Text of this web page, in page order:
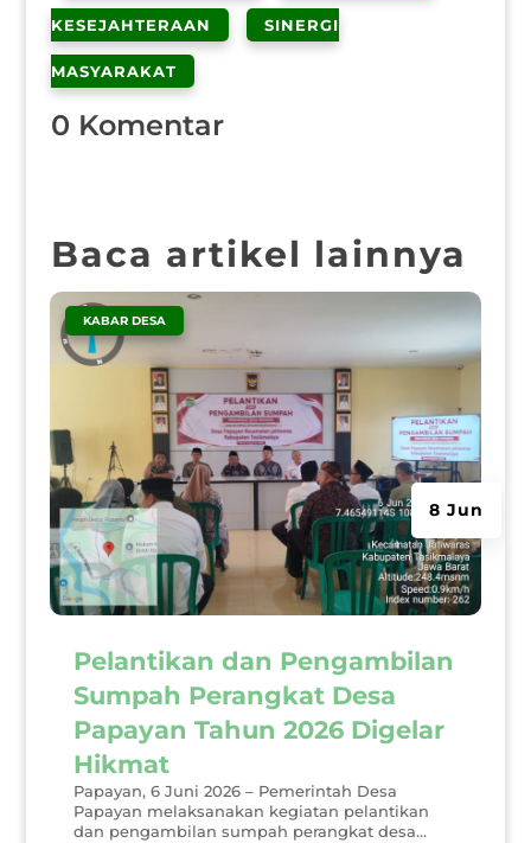
KESEJAHTERAAN SINERGI
MASYARAKAT
0 Komentar
Baca artikel lainnya
Pelantikan dan Pengambilan
Sumpah Perangkat Desa
Papayan Tahun 2026 Digelar
Hikmat
8 Jun
KABAR DESA
Papayan, 6 Juni 2026 – Pemerintah Desa
Papayan melaksanakan kegiatan pelantikan
dan pengambilan sumpah perangkat desa...